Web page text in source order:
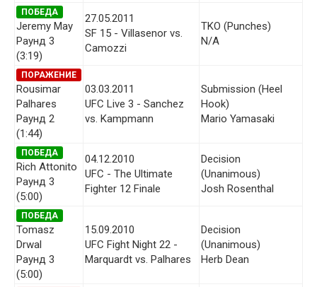
ПОБЕДА
Jeremy May
Раунд 3
(3:19)
27.05.2011
SF 15 - Villasenor vs.
Camozzi
TKO (Punches)
N/A
ПОРАЖЕНИЕ
Rousimar
Palhares
Раунд 2
(1:44)
03.03.2011
UFC Live 3 - Sanchez
vs. Kampmann
Submission (Heel
Hook)
Mario Yamasaki
ПОБЕДА
Rich Attonito
Раунд 3
(5:00)
04.12.2010
UFC - The Ultimate
Fighter 12 Finale
Decision
(Unanimous)
Josh Rosenthal
ПОБЕДА
Tomasz
Drwal
Раунд 3
(5:00)
15.09.2010
UFC Fight Night 22 -
Marquardt vs. Palhares
Decision
(Unanimous)
Herb Dean